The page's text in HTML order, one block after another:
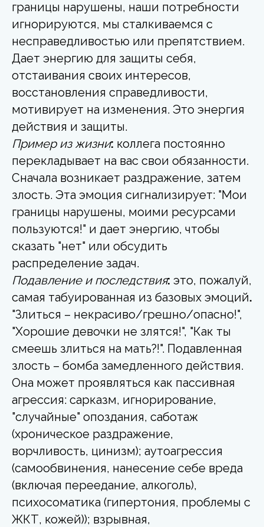
границы нарушены, наши потребности
игнорируются, мы сталкиваемся с
несправедливостью или препятствием.
Дает энергию для защиты себя,
отстаивания своих интересов,
восстановления справедливости,
мотивирует на изменения. Это энергия
действия и защиты.
Пример из жизни: коллега постоянно
перекладывает на вас свои обязанности.
Сначала возникает раздражение, затем
злость. Эта эмоция сигнализирует: "Мои
границы нарушены, моими ресурсами
пользуются!" и дает энергию, чтобы
сказать "нет" или обсудить
распределение задач.
Подавление и последствия: это, пожалуй,
самая табуированная из базовых эмоций.
"Злиться – некрасиво/грешно/опасно!",
"Хорошие девочки не злятся!", "Как ты
смеешь злиться на мать?!". Подавленная
злость – бомба замедленного действия.
Она может проявляться как пассивная
агрессия: сарказм, игнорирование,
"случайные" опоздания, саботаж
(хроническое раздражение,
ворчливость, цинизм); аутоагрессия
(самообвинения, нанесение себе вреда
(включая переедание, алкоголь),
психосоматика (гипертония, проблемы с
ЖКТ, кожей)); взрывная,